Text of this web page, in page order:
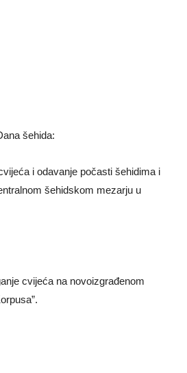
šehida:
i odavanje počasti šehidima i
šehidskom mezarju u
cvijeća na novoizgrađenom